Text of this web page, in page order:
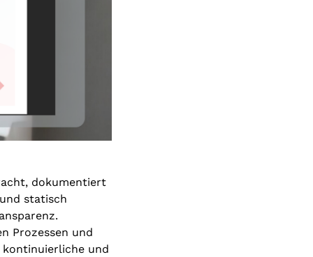
dokumentiert
statisch
Prozessen und
kontinuierliche und